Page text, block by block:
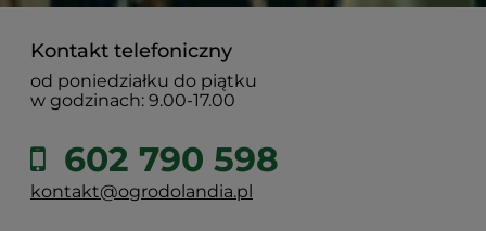
Kontakt telefoniczny
od poniedziałku do piątku
w godzinach: 9.00-17.00
602 790 598
kontakt@ogrodolandia.pl